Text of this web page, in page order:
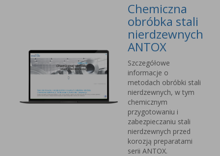
Chemiczna
obróbka stali
nierdzewnych
ANTOX
Szczegółowe
informacje o
metodach obróbki stali
nierdzewnych, w tym
chemicznym
przygotowaniu i
zabezpieczaniu stali
nierdzewnych przed
korozją preparatami
serii ANTOX.